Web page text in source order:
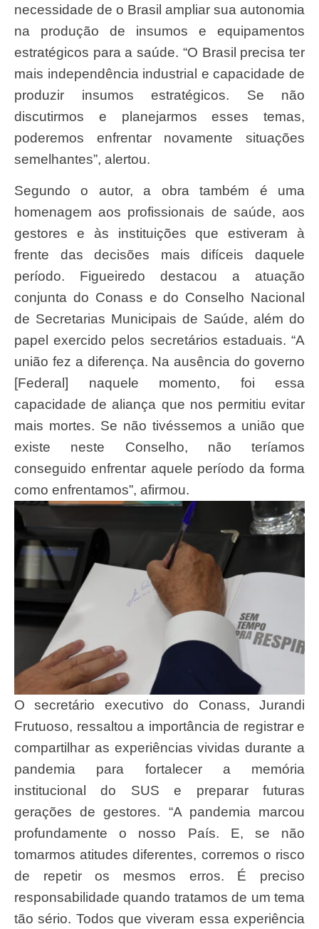
necessidade de o Brasil ampliar sua autonomia
na produção de insumos e equipamentos
estratégicos para a saúde. “O Brasil precisa ter
mais independência industrial e capacidade de
produzir insumos estratégicos. Se não
discutirmos e planejarmos esses temas,
poderemos enfrentar novamente situações
semelhantes”, alertou.
Segundo o autor, a obra também é uma
homenagem aos profissionais de saúde, aos
gestores e às instituições que estiveram à
frente das decisões mais difíceis daquele
período. Figueiredo destacou a atuação
conjunta do Conass e do Conselho Nacional
de Secretarias Municipais de Saúde, além do
papel exercido pelos secretários estaduais. “A
união fez a diferença. Na ausência do governo
[Federal] naquele momento, foi essa
capacidade de aliança que nos permitiu evitar
mais mortes. Se não tivéssemos a união que
existe neste Conselho, não teríamos
conseguido enfrentar aquele período da forma
como enfrentamos”, afirmou.
O secretário executivo do Conass, Jurandi
Frutuoso, ressaltou a importância de registrar e
compartilhar as experiências vividas durante a
pandemia para fortalecer a memória
institucional do SUS e preparar futuras
gerações de gestores. “A pandemia marcou
profundamente o nosso País. E, se não
tomarmos atitudes diferentes, corremos o risco
de repetir os mesmos erros. É preciso
responsabilidade quando tratamos de um tema
tão sério. Todos que viveram essa experiência